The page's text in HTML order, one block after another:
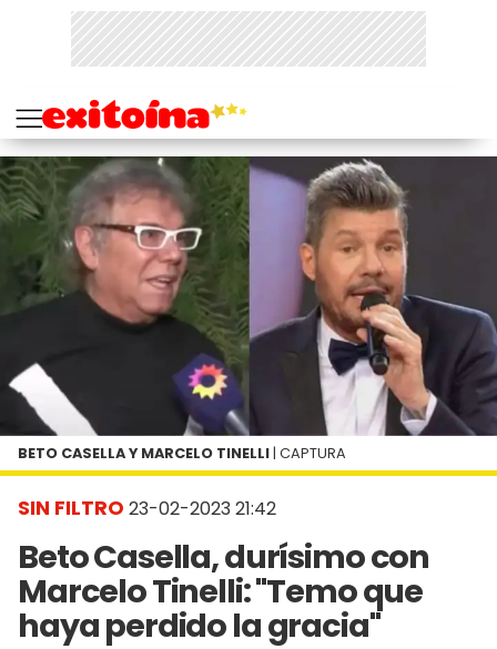
SIN FILTRO 23-02-2023 21:42
Beto Casella, durísimo con
Marcelo Tinelli: "Temo que
haya perdido la gracia"
BETO CASELLA Y MARCELO TINELLI | CAPTURA